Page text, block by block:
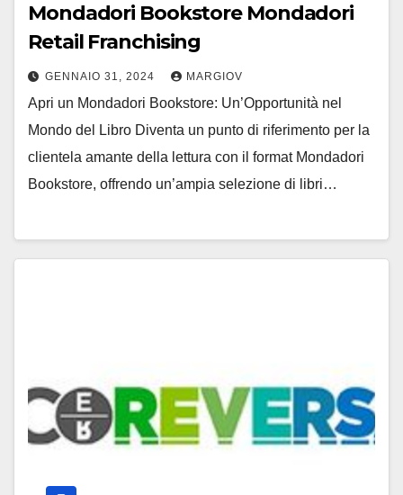
Mondadori Bookstore Mondadori
Retail Franchising
GENNAIO 31, 2024 MARGIOV
Apri un Mondadori Bookstore: Un’Opportunità nel
Mondo del Libro Diventa un punto di riferimento per la
clientela amante della lettura con il format Mondadori
Bookstore, offrendo un’ampia selezione di libri…